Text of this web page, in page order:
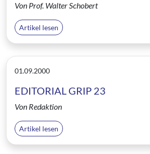
Von Prof. Walter Schobert
Artikel lesen
01.09.2000
EDITORIAL GRIP 23
Von Redaktion
Artikel lesen